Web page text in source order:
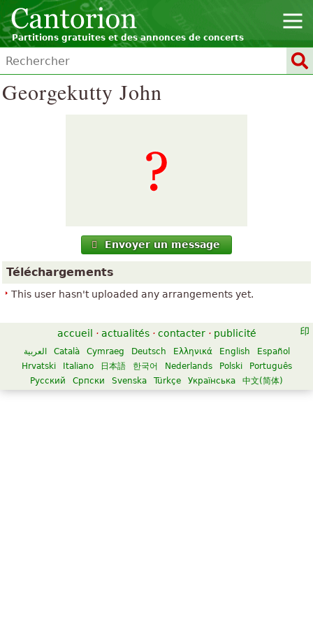
Partitions gratuites et des annonces de concerts
Georgekutty John
Envoyer un message
Téléchargements
This user hasn't uploaded any arrangements yet.
accueil · actualités · contacter · publicité
العربية Català Cymraeg Deutsch Ελληνικά English
Español
Hrvatski
Italiano 日本語 한국어 Nederlands Polski
Português
Русский
Српски Svenska Türkçe Українська 中文(简体)